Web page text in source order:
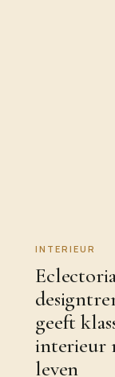
INTERIEUR
geeft
interieur
leven